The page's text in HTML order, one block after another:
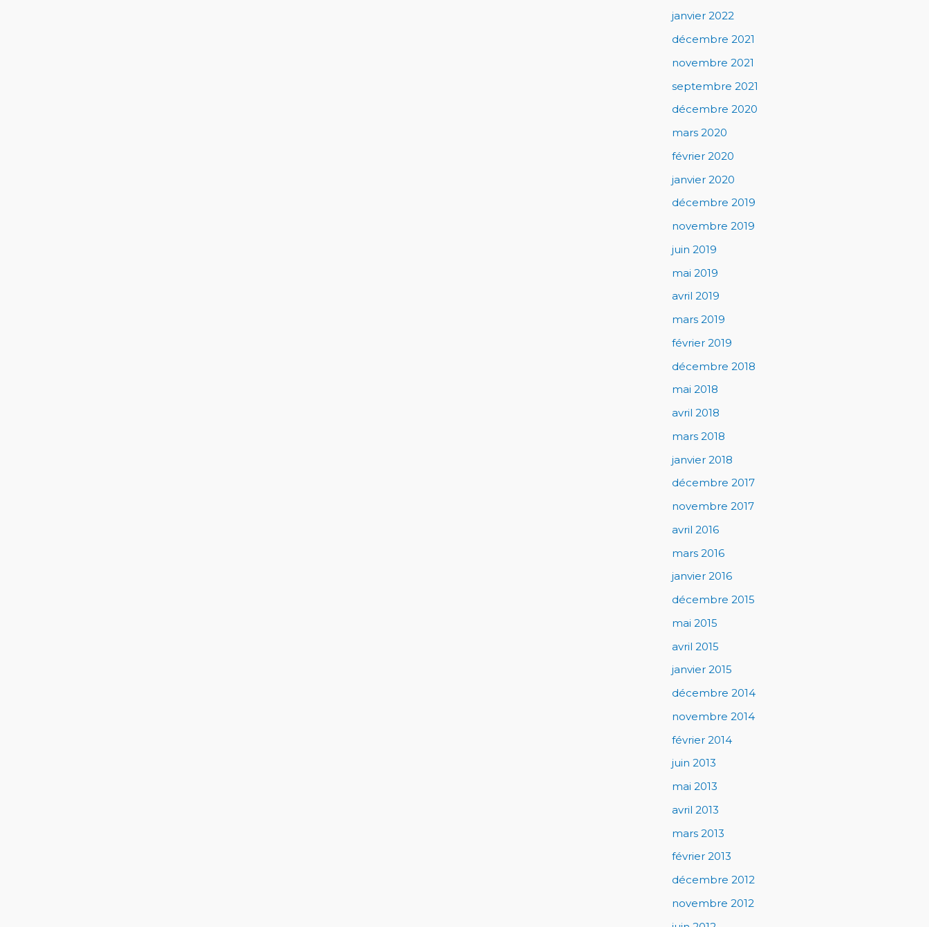
janvier 2022
décembre 2021
novembre 2021
septembre 2021
décembre 2020
mars 2020
février 2020
janvier 2020
décembre 2019
novembre 2019
juin 2019
mai 2019
avril 2019
mars 2019
février 2019
décembre 2018
mai 2018
avril 2018
mars 2018
janvier 2018
décembre 2017
novembre 2017
avril 2016
mars 2016
janvier 2016
décembre 2015
mai 2015
avril 2015
janvier 2015
décembre 2014
novembre 2014
février 2014
juin 2013
mai 2013
avril 2013
mars 2013
février 2013
décembre 2012
novembre 2012